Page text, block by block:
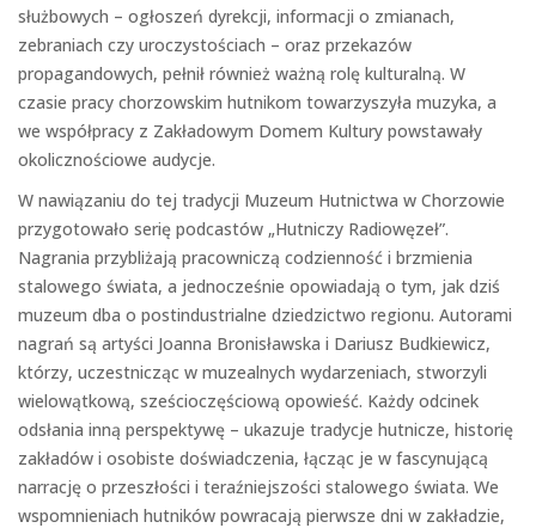
służbowych – ogłoszeń dyrekcji, informacji o zmianach,
zebraniach czy uroczystościach – oraz przekazów
propagandowych, pełnił również ważną rolę kulturalną. W
czasie pracy chorzowskim hutnikom towarzyszyła muzyka, a
we współpracy z Zakładowym Domem Kultury powstawały
okolicznościowe audycje.
W nawiązaniu do tej tradycji Muzeum Hutnictwa w Chorzowie
przygotowało serię podcastów „Hutniczy Radiowęzeł”.
Nagrania przybliżają pracowniczą codzienność i brzmienia
stalowego świata, a jednocześnie opowiadają o tym, jak dziś
muzeum dba o postindustrialne dziedzictwo regionu. Autorami
nagrań są artyści Joanna Bronisławska i Dariusz Budkiewicz,
którzy, uczestnicząc w muzealnych wydarzeniach, stworzyli
wielowątkową, sześcioczęściową opowieść. Każdy odcinek
odsłania inną perspektywę – ukazuje tradycje hutnicze, historię
zakładów i osobiste doświadczenia, łącząc je w fascynującą
narrację o przeszłości i teraźniejszości stalowego świata. We
wspomnieniach hutników powracają pierwsze dni w zakładzie,